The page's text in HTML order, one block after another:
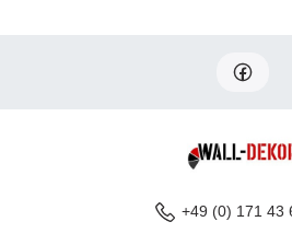
+49 (0) 171 43